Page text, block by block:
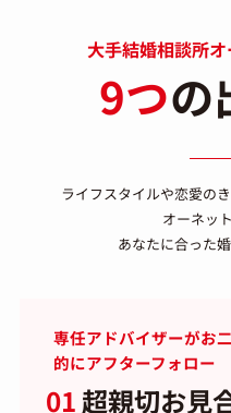
大手結婚相談所
9つの
ライフスタイルや恋愛の
オーネッ
あなたに合った
専任アドバイザーがお
的にアフターフォロー
01 超親切お見